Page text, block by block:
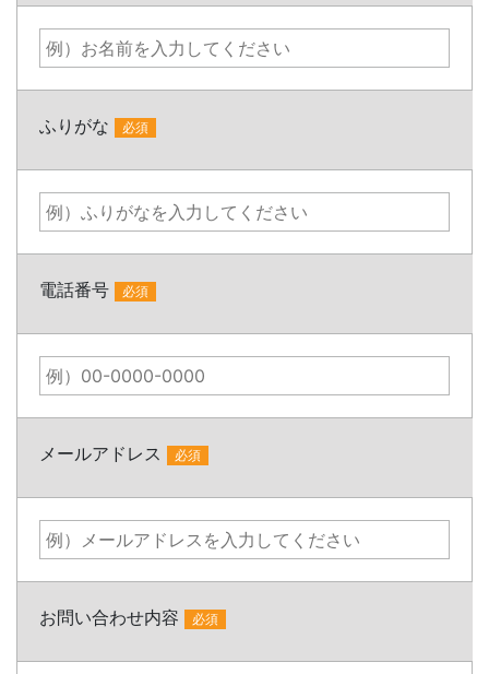
ふりがな 必須
電話番号 必須
メールアドレス 必須
お問い合わせ内容 必須